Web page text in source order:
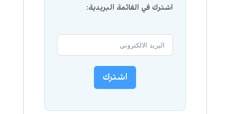
اشترك في القائمة البريدية:
اشترك